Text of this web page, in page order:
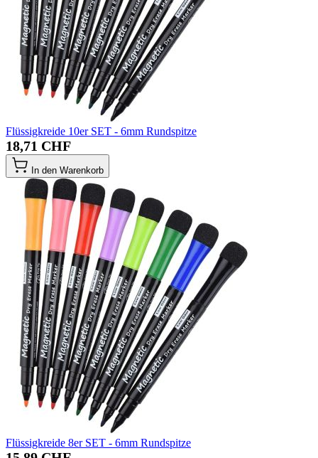
Flüssigkreide 10er SET - 6mm Rundspitze
18,71 CHF
In den Warenkorb
Flüssigkreide 8er SET - 6mm Rundspitze